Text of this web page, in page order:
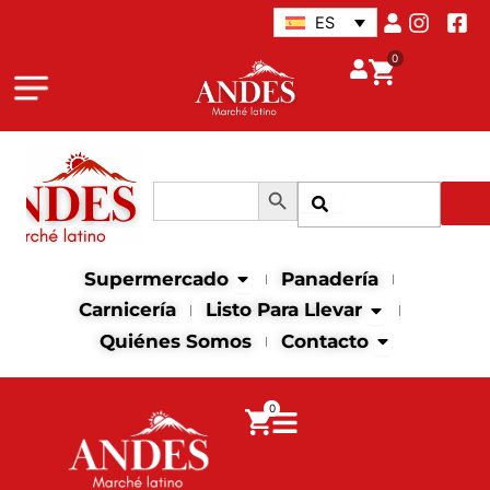
ES
0
Buscar: Botón de búsqueda
Supermercado Abrir supermercado
Panadería
Carnicería
Listo Para Llevar Abrir Listo
Quiénes Somos Contacto Abrir
0